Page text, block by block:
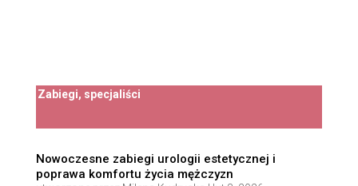
Zabiegi, specjaliści
Nowoczesne zabiegi urologii estetycznej i
poprawa komfortu życia mężczyzn